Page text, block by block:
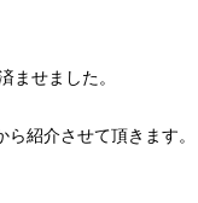
ませました。
紹介させて頂きます。